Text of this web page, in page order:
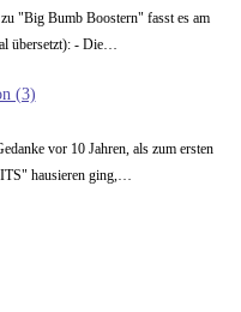
"Big Bumb Boostern" fasst es am
übersetzt): - Die…
(3)
vor 10 Jahren, als zum ersten
hausieren ging,…